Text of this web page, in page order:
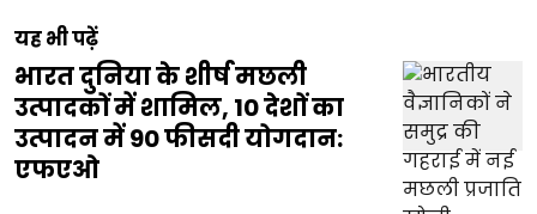
यह भी पढ़ें
भारत दुनिया के शीर्ष मछली
उत्पादकों में शामिल, 10 देशों का
उत्पादन में 90 फीसदी योगदान:
एफएओ